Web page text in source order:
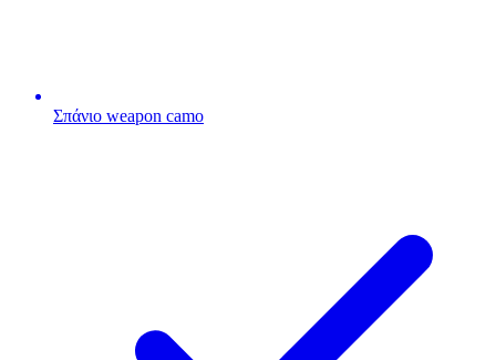
Σπάνιο weapon camo